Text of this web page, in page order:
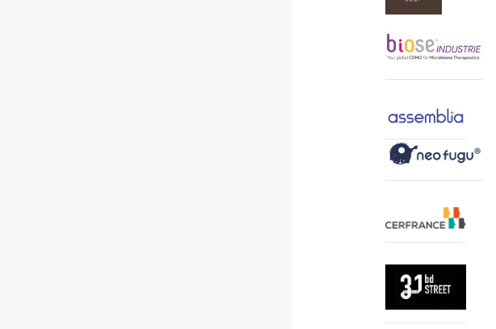
Librairie les Volcans -
Logo assemblia
Logo CERFRANCE